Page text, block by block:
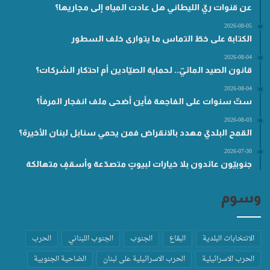
عن قنوات ريّ الليطاني هل عادت المياه إلى مجاريها؟
2026-08-05
الكتابة على خطّ التماس ما يتوارى خلف السطور
2026-08-04
قانون الصيد المائيّ.. لحماية الصيّادين أم احتكار الشركات؟
2026-08-04
ستّ سنوات على الفاجعة فأين أضحى ملف انفجار المرفأ؟
2026-08-03
القمح البلديّ مهدد بالانقراض فمن يحمي سنابل لبنان الأخيرة؟
2026-07-30
جنوبيّون عائدون بلا خيارات لبيوتٍ متصدّعة وأسقفٍ متهالكة
وسوم
الانتخابات البلدية البقاع الجنوب الجنوب اللبناني
الحرب
الحرب الاسرائيلية
الحرب الاسرائيلية على لبنان الضاحية الجنوبية